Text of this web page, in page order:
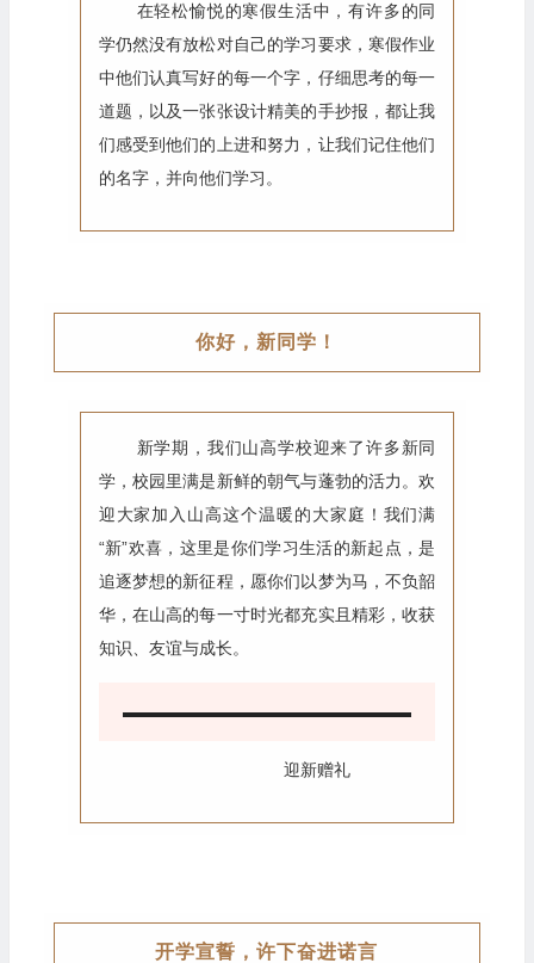
在轻松愉悦的寒假生活中，有许多的同
学仍然没有放松对自己的学习要求，寒假作业
中他们认真写好的每一个字，仔细思考的每一
道题，以及一张张设计精美的手抄报，都让我
们感受到他们的上进和努力，让我们记住他们
的名字，并向他们学习。
你好，新同学！
新学期，我们山高学校迎来了许多新同
学，校园里满是新鲜的朝气与蓬勃的活力。欢
迎大家加入山高这个温暖的大家庭！我们满
“新”欢喜，这里是你们学习生活的新起点，是
追逐梦想的新征程，愿你们以梦为马，不负韶
华，在山高的每一寸时光都充实且精彩，收获
知识、友谊与成长。
迎新赠礼
开学宣誓，许下奋进诺言